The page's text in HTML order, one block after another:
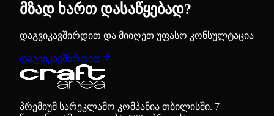
მზად ხართ დასაწყებად?
დაგვიკავშირდით და მიიღეთ უფასო კონსულტაცია
დაგვიკავშირდით
პრემიუმ სარეკლამო კომპანია თბილისში. 7